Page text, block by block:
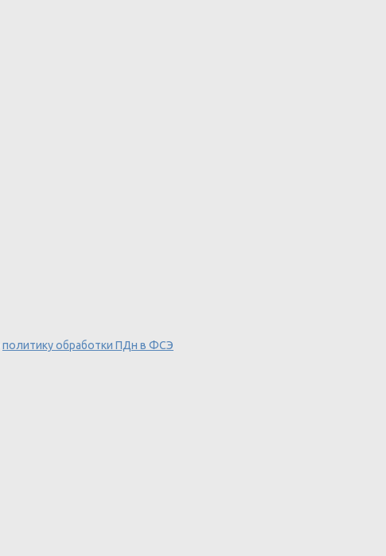
политику обработки ПДн в ФСЭ